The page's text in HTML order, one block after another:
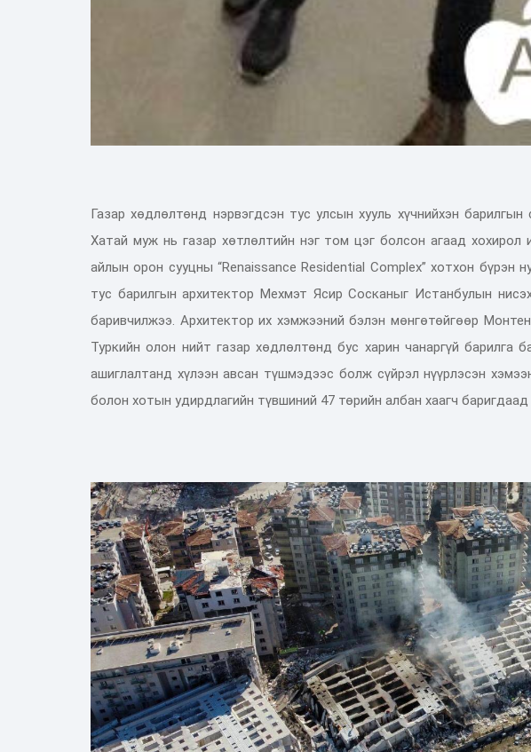
Газар хөдлөлтөнд нэрвэгдсэн тус улсын хууль хүчнийхэн
Хатай муж нь газар хөтлөлтийн нэг том цэг болсон агаад хохирол
айлын орон сууцны “Renaissance Residential Complex” хотхон бүрэн
тус барилгын архитектор Мехмэт Ясир Сосканыг Истанбулын
баривчилжээ. Архитектор их хэмжээний бэлэн мөнгөтөйгөөр
Туркийн олон нийт газар хөдлөлтөнд бус харин чанаргүй барилга
ашиглалтанд хүлээн авсан түшмэдээс болж сүйрэл нүүрлэсэн
болон хотын удирдлагийн түвшиний 47 төрийн албан хаагч баригдаад